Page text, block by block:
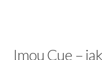
Imou Cue –